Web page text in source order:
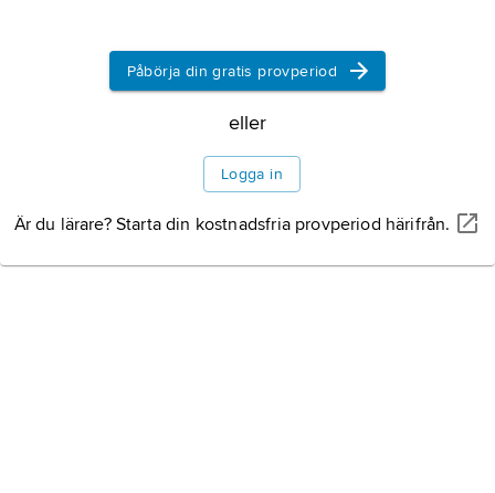
Påbörja din gratis provperiod
eller
Logga in
Är du lärare? Starta din kostnadsfria provperiod härifrån.